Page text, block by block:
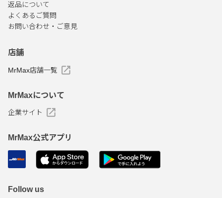
返品について
よくあるご質問
お問い合わせ・ご意見
店舗
MrMax店舗一覧
MrMaxについて
企業サイト
MrMax公式アプリ
Follow us